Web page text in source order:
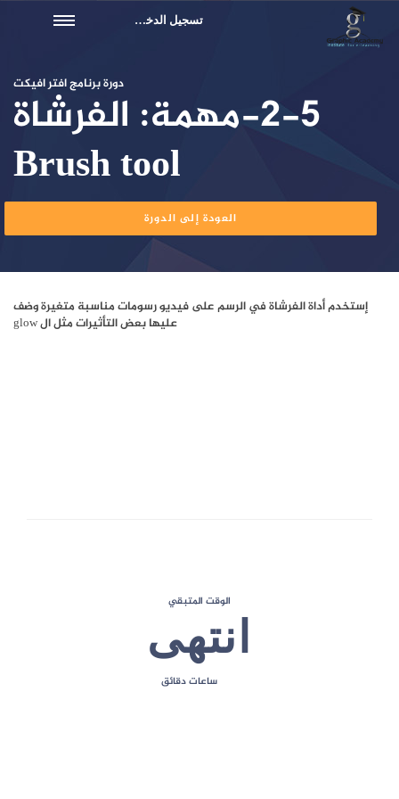
تسجيل الدخول
دورة برنامج افتر افيكت
2-5-مهمة: الفرشاة
Brush tool
العودة إلى الدورة
إستخدم أداة الفرشاة في الرسم على فيديو رسومات مناسبة متغيرة وضف
عليها بعض التأثيرات مثل ال glow
انتهى
الوقت المتبقي
ساعاتدقائق